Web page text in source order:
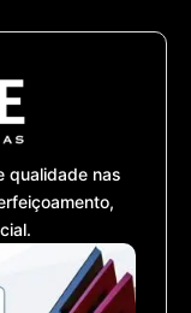
qualidade nas